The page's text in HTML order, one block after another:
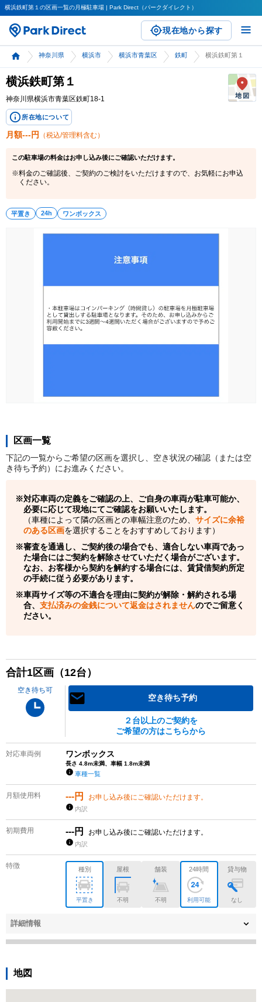
横浜鉄町第１の区画一覧の月極駐車場 | Park Direct（パークダイレクト）
現在地から探す
神奈川県 横浜市 横浜市青葉区 鉄町 横浜鉄町第１
横浜鉄町第１
神奈川県横浜市青葉区鉄町18-1
所在地について
月額---円 （税込/管理料含む）
この駐車場の料金はお申し込み後にご確認いただけます。
料金のご確認後、ご契約のご検討をいただけますので、お気軽にお申込
ください。
平置き 24h ワンボックス
区画一覧
下記の一覧からご希望の区画を選択し、空き状況の確認（または空
き待ち予約）にお進みください。
対応車両の定義をご確認の上、ご自身の車両が駐車可能か、
必要に応じて現地にてご確認をお願いいたします。
（車種によって隣の区画との車幅注意のため、 サイズに余裕
のある区画を選択することをおすすめしております）
審査を通過し、ご契約後の場合でも、適合しない車両であっ
た場合にはご契約を解除させていただく場合がございます。
なお、お客様から契約を解約する場合には、賃貸借契約所定
の手続に従う必要があります。
車両サイズ等の不適合を理由に契約が解除・解約される場
合、 支払済みの金銭について返金はされませんのでご留意く
ださい。
合計1区画（12台）
空き待ち可
空き待ち予約
２台以上のご契約を
ご希望の方はこちらから
対応車両例 ワンボックス
長さ 4.8m未満、車幅 1.8m未満
車種一覧
月額使用料 ---円 お申し込み後にご確認いただけます。
内訳
初期費用 ---円 お申し込み後にご確認いただけます。
内訳
特徴 種別
平置き
屋根
不明
舗装
不明
24時間
利用可能
貸与物
なし
詳細情報
地図